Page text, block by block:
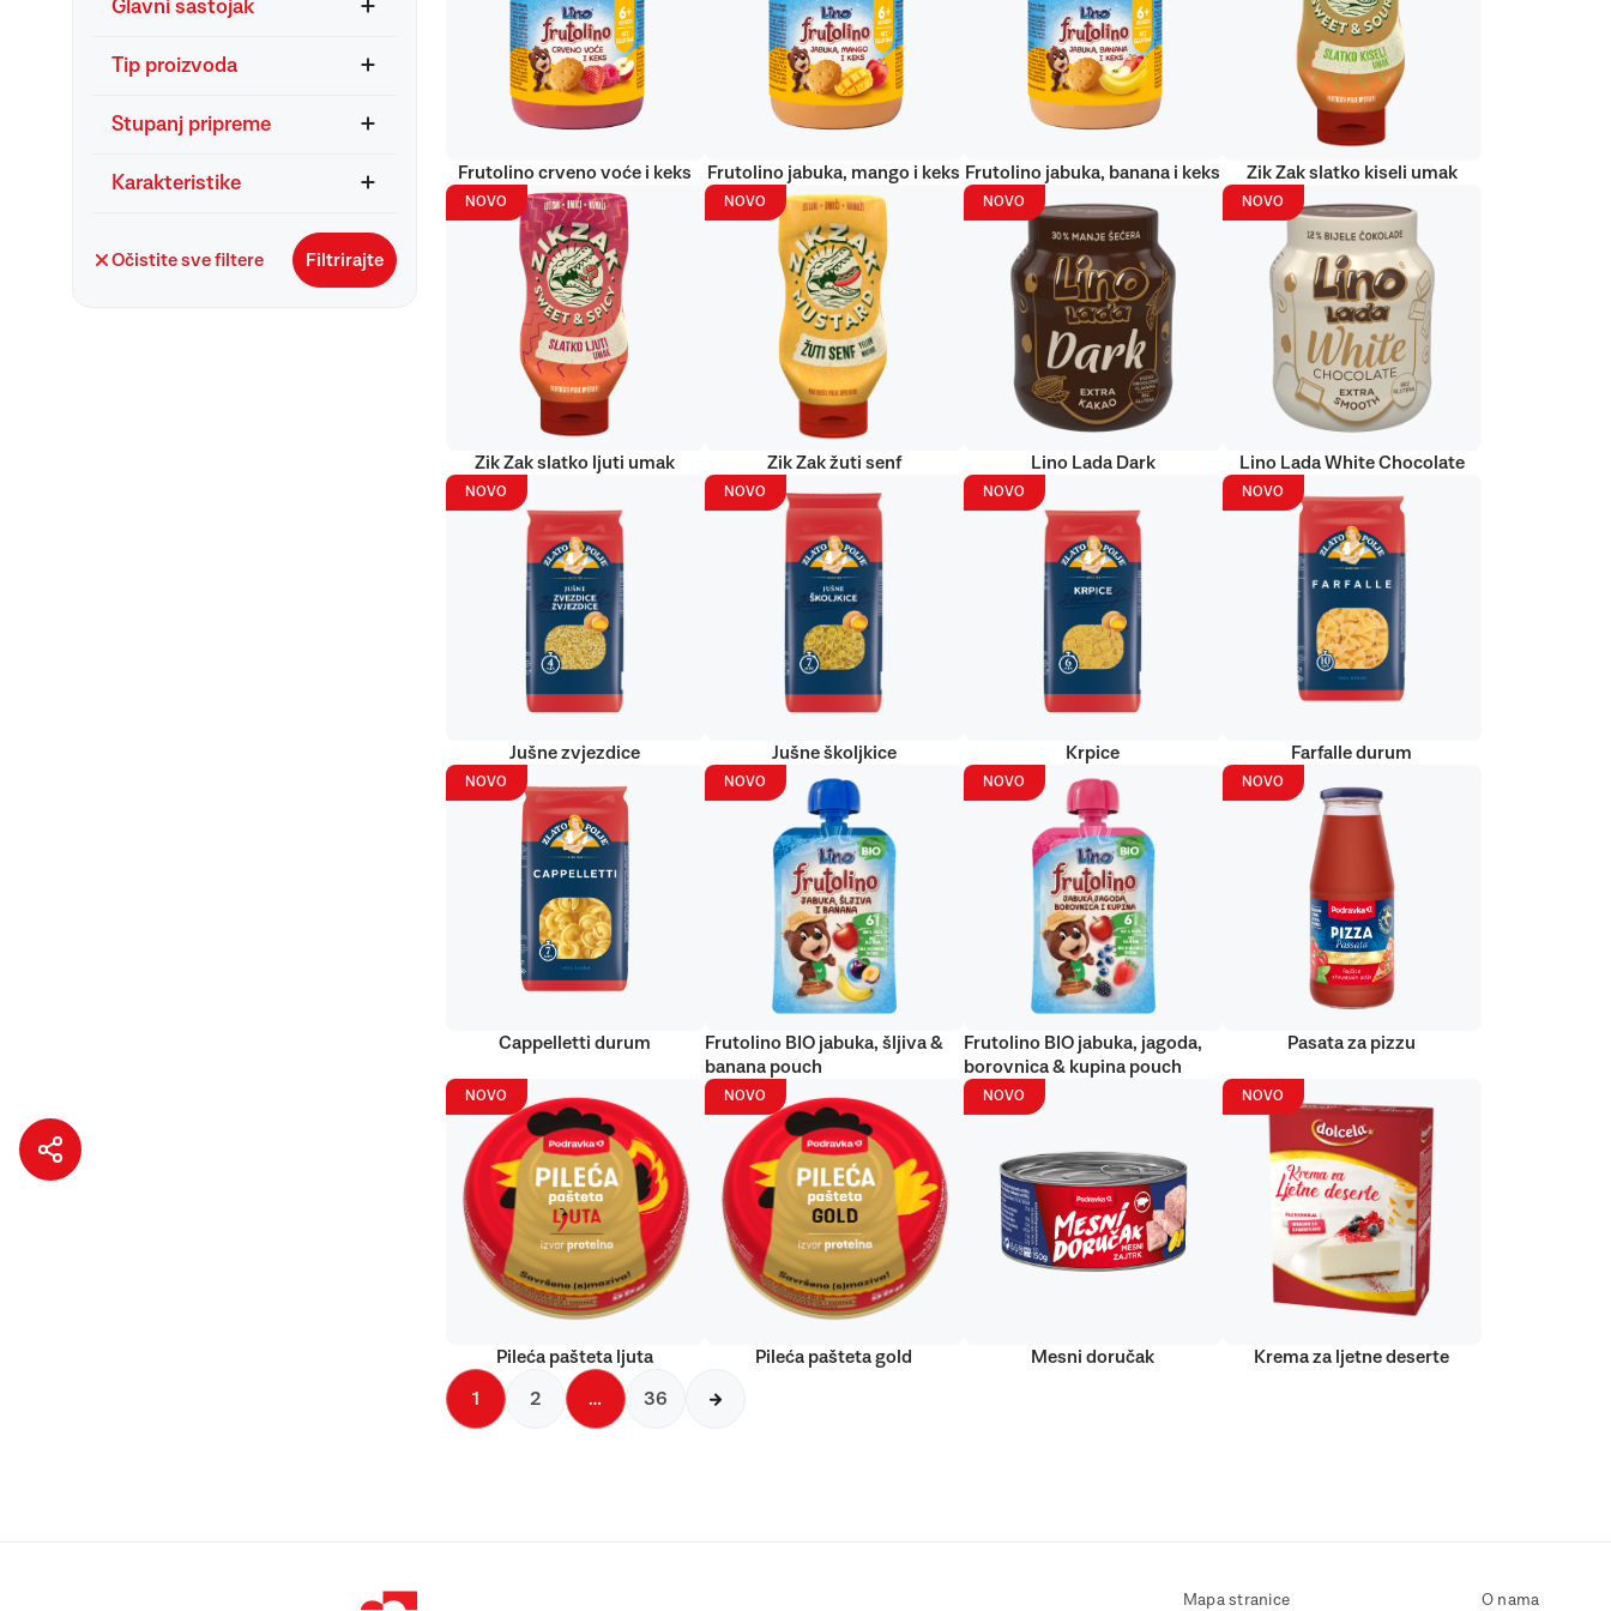
Glavni sastojak
Tip proizvoda
Stupanj pripreme
Karakteristike
Očistite sve filtere Filtrirajte
Frutolino crveno voće i keks Frutolino jabuka, mango i keks Frutolino jabuka, banana i keks Zik Zak slatko kiseli umak
NOVO
Zik Zak slatko ljuti umak
NOVO
Zik Zak žuti senf
NOVO
Lino Lada Dark
NOVO
Lino Lada White Chocolate
NOVO
Jušne zvjezdice
NOVO
Jušne školjkice
NOVO
Krpice
NOVO
Farfalle durum
NOVO
Cappelletti durum
NOVO
Frutolino BIO jabuka, šljiva &
banana pouch
NOVO
Frutolino BIO jabuka, jagoda,
borovnica & kupina pouch
NOVO
Pasata za pizzu
NOVO
Pileća pašteta ljuta
NOVO
Pileća pašteta gold
NOVO
Mesni doručak
NOVO
Krema za ljetne deserte
1 2 … 36
Mapa stranice O nama